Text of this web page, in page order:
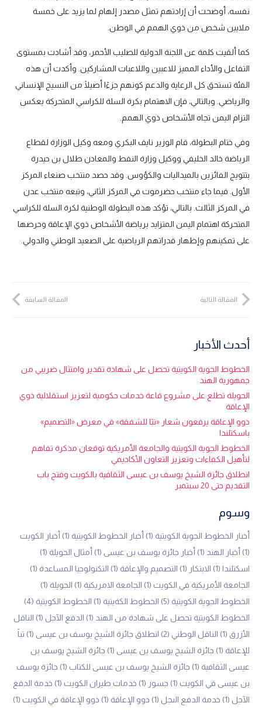
نفسه، أوضحت أن إرادتهم تمثل مصدر إلهام لما يزيد على خمسة
ملايين شخص من ذوي الهمم في الوطن.
كما ألقيت كلمة عن اللجنة الدولية للصليب الأحمر، وقد أشادت بمستوى
التفاعل والأداء المميز للاعبين واللاعبات المشاركين. وأكدت أن هذه
الفئة تستحق كل الرعاية والدعم كونهم جزءًا أصيلًا من النسيج الإنساني
والرياضي. وبالتالي، فإن الاهتمام بكرة السلة للكراسي المتحركة يعكس
التزام اليمن تجاه الأشخاص ذوي الهمم.
وفي ختام البطولة، قام الوزير نايف البكري ومعه وكيل الوزارة لقطاع
الرياضة خالد الخليفي ووكيل وزارة النفط والمعادن طلال بن حيدرة
بتتويج الفائزين بالميداليات والكؤوس. وقد حصد منتخب صنعاء المركز
الأول. فيما جاء منتخب حضرموت في المركز الثاني، وتبعه منتخب عدن
في المركز الثالث. بالتالي، تؤكد هذه البطولة الوطنية لكرة السلة للكراسي
المتحركة اهتمام اليمن المتزايد برياضة الأشخاص ذوي الإعاقة وحرصها
على تمكينهم وإظهار قدراتهم الرياضية على الصعيد الوطني والدولي.
المقالة السابقة المقالة التالية
أحدث الأخبار
الخطوط الجوية الكويتية تحصل على شهادة تقدير وامتثال ضريبي من
جمهورية الهند
الحويلة تطلع على مشروع قاعة خدمات حكومية لتعزيز استقلالية ذوي
الإعاقة
ذوو الإعاقة يرفعون شعار «تبًا للشفقة» في معرض «التصميم»
باسكتلندا
الخطوط الجوية الكويتية والجامعة الأمريكية توقعان مذكرة تفاهم
لتأهيل الكفاءات وتعزيز التعاون الأكاديمي
انطلاق جائزة الشيخ يوسف بن عيسى الثقافية بالكويت وفتح باب
التقديم حتى 20 سبتمبر
وسوم
أخبار الخطوط الجوية الكويتية (1) أخبار الخطوط الكويتية (1)
أخبار الكويت
(1)
أخبار الهند (1) أخبار جائزة يوسف بن عيسى (1) أمثال الحويلة (1)
اسكتلندا (1) الابتكار (1) التصميم والإعاقة (1) التكنولوجيا المساعدة (1)
الجامعة الأمريكية في الكويت (1) الجامعة الامريكية (1) الحويلة (1)
الخطوط الجوية الكويتية (5) الخطوط الكةيتية (1) الخطوط الكويتية (4)
الخطوط الكويتية تحصل على شهادة من الهند (1) الدفع الآجل (1)
الناقل
الأزرق (1) الناقل الوطني (2) انطلاق جائزة الشيخ يوسف بن عيسى (1)
تباً
للإعاقة (1) جائزة الشيخ يوسف بن عيسى (1)
جائزة الشيخ يوسف بن
عيسى الثقافية (1) جائزة الشيخ يوسف بن عيسى للكتاب (1)
جائزة يوسف
بن عيسى في الكويت (1) جسور (1) خدمات طيران الكويت (1)
خدمة الدفع
الآجل (1) خدمة الدفع الىجل (1) ذوو الإعاقة (1) ذوو الإعاقة في الكويت (1)